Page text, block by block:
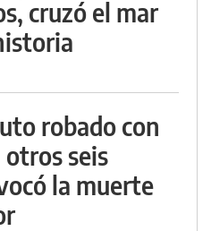
cruzó el mar
robado con
otros seis
la muerte